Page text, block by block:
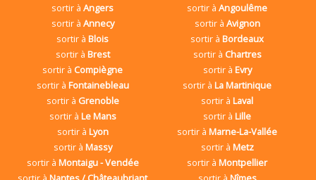
sortir àAngers sortir àAngoulême
sortir à Annecy sortir à Avignon
sortir àBlois sortir àBordeaux
sortir à Brest sortir à Chartres
sortir à Compiègne sortir à Evry
sortir à Fontainebleau sortir àLa Martinique
sortir à Grenoble sortir àLaval
sortir à Le Mans sortir àLille
sortir à Lyon sortir àMarne-La-Vallée
sortir à Massy sortir à Metz
sortir à Montaigu - Vendée sortir àMontpellier